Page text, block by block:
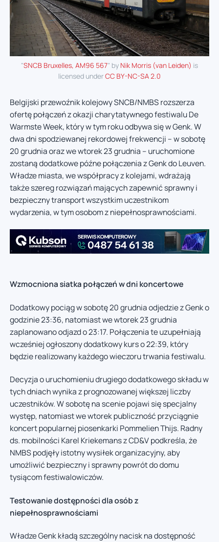
"SNCB Bruxelles, AM96 567" by Nik Morris (van Leiden) is
licensed underCC BY-NC-SA 2.0
Belgijski przewoźnik kolejowy SNCB/NMBS rozszerza
ofertę połączeń z okazji charytatywnego festiwalu De
Warmste Week, który w tym roku odbywa się w Genk. W
dwa dni spodziewanej rekordowej frekwencji – w sobotę
20 grudnia oraz we wtorek 23 grudnia – uruchomione
zostaną dodatkowe późne połączenia z Genk do Leuven.
Władze miasta, we współpracy z kolejami, wdrażają
także szereg rozwiązań mających zapewnić sprawny i
bezpieczny transport wszystkim uczestnikom
wydarzenia, w tym osobom z niepełnosprawnościami.
Wzmocniona siatka połączeń w dni koncertowe
Dodatkowy pociąg w sobotę 20 grudnia odjedzie z Genk o
godzinie 23:36, natomiast we wtorek 23 grudnia
zaplanowano odjazd o 23:17. Połączenia te uzupełniają
wcześniej ogłoszony dodatkowy kurs o 22:39, który
będzie realizowany każdego wieczoru trwania festiwalu.
Decyzja o uruchomieniu drugiego dodatkowego składu w
tych dniach wynika z prognozowanej większej liczby
uczestników. W sobotę na scenie pojawi się specjalny
występ, natomiast we wtorek publiczność przyciągnie
koncert popularnej piosenkarki Pommelien Thijs. Radny
ds. mobilności Karel Kriekemans z CD&V podkreśla, że
NMBS podjęły istotny wysiłek organizacyjny, aby
umożliwić bezpieczny i sprawny powrót do domu
tysiącom festiwalowiczów.
Testowanie dostępności dla osób z
niepełnosprawnościami
Władze Genk kładą szczególny nacisk na dostępność